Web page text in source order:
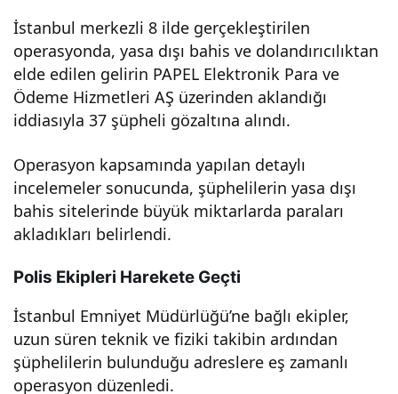
İstanbul merkezli 8 ilde gerçekleştirilen
operasyonda, yasa dışı bahis ve dolandırıcılıktan
elde edilen gelirin PAPEL Elektronik Para ve
Ödeme Hizmetleri AŞ üzerinden aklandığı
iddiasıyla 37 şüpheli gözaltına alındı.
Operasyon kapsamında yapılan detaylı
incelemeler sonucunda, şüphelilerin yasa dışı
bahis sitelerinde büyük miktarlarda paraları
akladıkları belirlendi.
Polis Ekipleri Harekete Geçti
İstanbul Emniyet Müdürlüğü’ne bağlı ekipler,
uzun süren teknik ve fiziki takibin ardından
şüphelilerin bulunduğu adreslere eş zamanlı
operasyon düzenledi.
Güv
eni
Bir
Ara
da
Sun
an
İnov